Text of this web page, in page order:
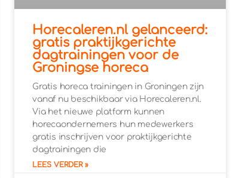
Horecaleren.nl gelanceerd:
gratis praktijkgerichte
dagtrainingen voor de
Groningse horeca
Gratis horeca trainingen in Groningen zijn
vanaf nu beschikbaar via Horecaleren.nl.
Via het nieuwe platform kunnen
horecaondernemers hun medewerkers
gratis inschrijven voor praktijkgerichte
dagtrainingen die
LEES VERDER »